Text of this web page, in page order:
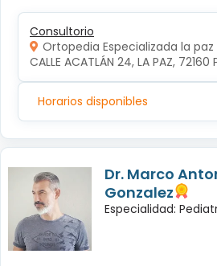
Consultorio
Ortopedia Especializada la paz
CALLE ACATLÁN 24, LA PAZ, 72160
Horarios disponibles
Dr. Marco
Gonzalez
Especialidad: